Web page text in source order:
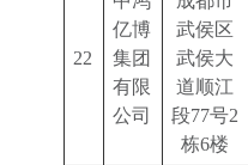
22
亿博
集团
有限
公司
武侯区
武侯大
道顺江
段77号2
栋6楼